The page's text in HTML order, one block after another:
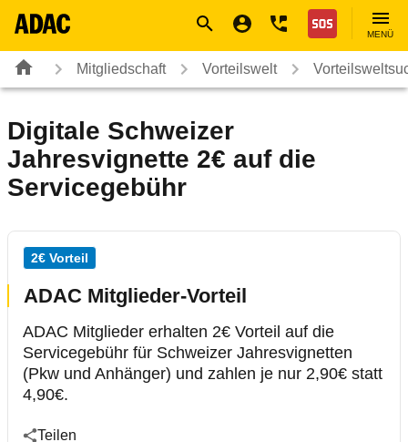
Nothilfe
MENÜ
Mitgliedschaft Vorteilswelt
Digitale Schweizer
Jahresvignette 2€ auf die
Servicegebühr
2€ Vorteil
ADAC Mitglieder-Vorteil
ADAC Mitglieder erhalten 2€ Vorteil auf die
Servicegebühr für Schweizer Jahresvignetten
(Pkw und Anhänger) und zahlen je nur 2,90€ statt
4,90€.
Teilen